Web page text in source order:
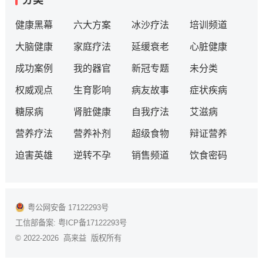
健康黑幕 六大方案 冰沙疗法 培训频道
大脑健康 家庭疗法 延缓衰老 心脏健康
成功案例 我的器官 新冠专题 未分类
权威观点 生育影响 病友故事 症状疾病
糖尿病 肾脏健康 自我疗法 艾滋病
营养疗法 营养补剂 超级食物 辩证营养
迫害英雄 逆转不孕 销售频道 饮食密码
粤公网安备 17122293号
工信部备案: 粤ICP备17122293号
© 2022-2026 高来益 版权所有